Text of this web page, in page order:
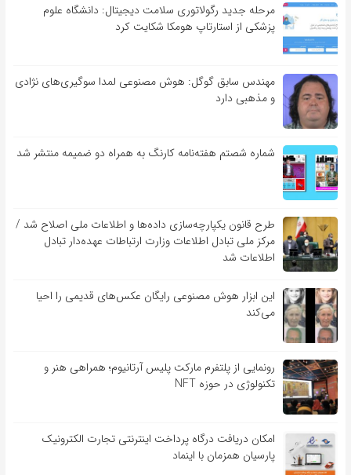
مرحله جدید رگولاتوری سلامت دیجیتال: دانشگاه علوم
پزشکی از استارتاپ هومکا شکایت کرد
مهندس سابق گوگل: هوش مصنوعی لمدا سوگیری‌های نژادی
و مذهبی دارد
شماره شصتم هفته‌نامه کارنگ به همراه دو ضمیمه منتشر شد
طرح قانون یکپارچه‌سازی داده‌ها و اطلاعات ملی اصلاح شد /
مرکز ملی تبادل اطلاعات وزارت ارتباطات عهده‌دار تبادل
اطلاعات شد
این ابزار هوش مصنوعی رایگان عکس‌های قدیمی را احیا
می‌کند
رونمایی از پلتفرم مارکت پلیس آرتانیوم؛ همراهی هنر و
تکنولوژی در حوزه NFT
امکان دریافت درگاه پرداخت اینترنتی تجارت الکترونیک
پارسیان همزمان با اینماد